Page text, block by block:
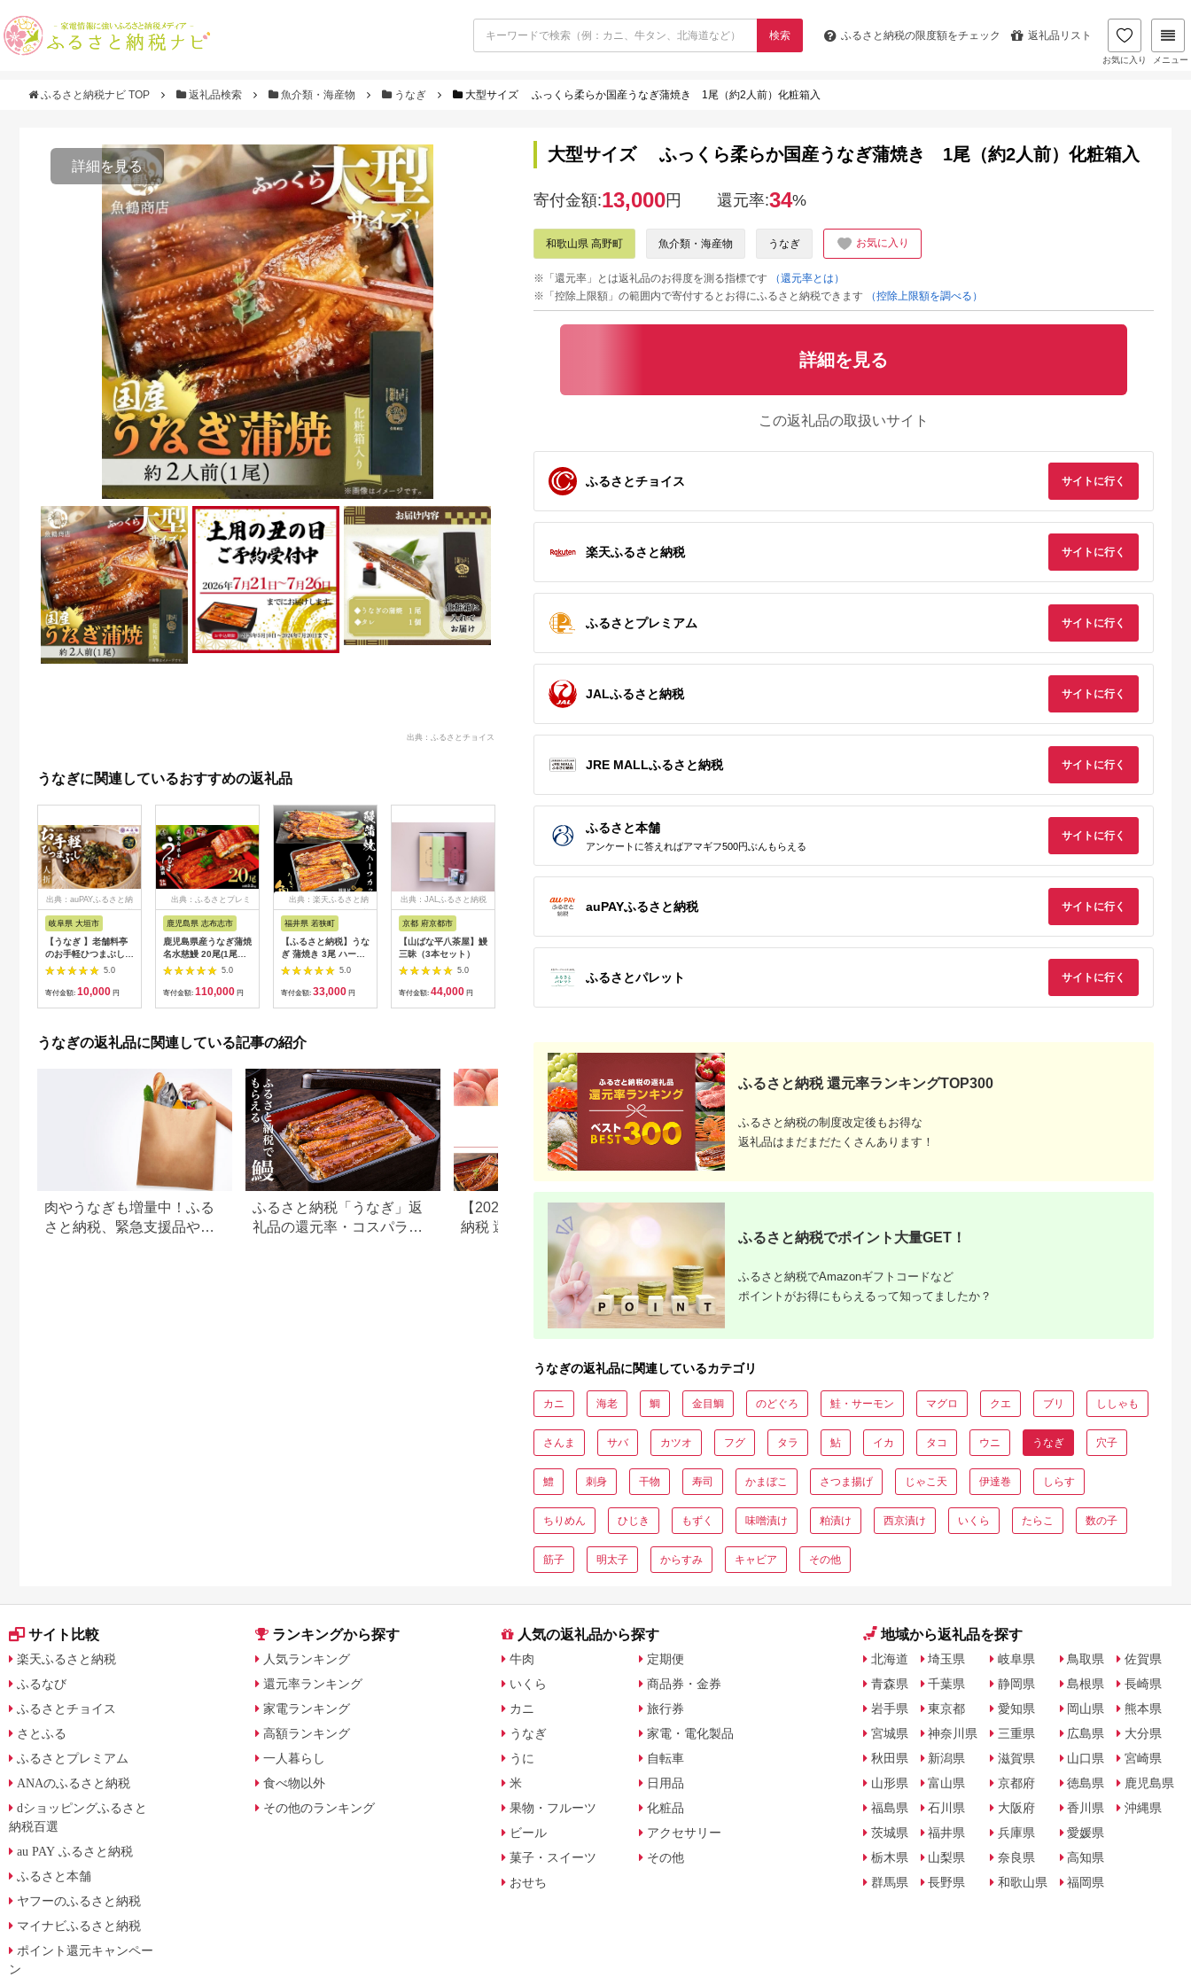
検索 ふるさと納税の限度額をチェック 返礼品リスト
お気に入り メニュー
ふるさと納税ナビ TOP 返礼品検索 魚介類・海産物 うなぎ 大型サイズ ふっくら柔らか国産うなぎ蒲焼き 1尾（約2人前）化粧箱入
詳細を見る
出典：ふるさとチョイス
うなぎに関連しているおすすめの返礼品
出典：auPAYふるさと納
税
岐阜県 大垣市
【うなぎ 】老舗料亭
のお手軽ひつまぶし
国産 鰻 ごはん たれ
出汁つき 冷蔵便 1人
分 国産鰻 国産うなぎ
るだけ 10000円 1万
円 料理店 玉子屋別館
5.0
寄付金額: 10,000 円
出典：ふるさとプレミ
アム
鹿児島県 志布志市
鹿児島県産うなぎ蒲焼
名水慈鰻 20尾(1尾約
160g)＜計約3.2kg＞
5.0
寄付金額: 110,000 円
出典：楽天ふるさと納
税
福井県 若狭町
【ふるさと納税】うな
ぎ 蒲焼き 3尾 ハーフ
カット タレ・肝付き
国産鰻 国産 うなぎ蒲
焼 惣菜 おかず ウナ
5.0
寄付金額: 33,000 円
出典：JALふるさと納税
京都 府京都市
【山ばな平八茶屋】鰻
三昧（3本セット）
5.0
寄付金額: 44,000 円
出典：楽天ふるさと納
税
れ付）備長炭手焼き
し サイト 数量限定 テ
レビ紹介＜13-1a＞
5.0
出典：ふるさとチョイ
冷凍 お取り寄せ 人気
ウナギ 蒲焼き 白焼き
出典：ふるさとチョイ
ス
鹿児島県 鹿屋市
静岡県 島田市
(1kg) うなぎ ウナギ
うなぎの返礼品に関連している記事の紹介
肉やうなぎも増量中！ふる
さと納税、緊急支援品やキ
ふるさと納税「うなぎ」返
礼品の還元率・コスパラン
【2026年版】楽天ふるさと
納税 還元率ランキング｜高
還元率返礼品をジャンル別
静岡県吉田町のふるさと納
大型サイズ ふっくら柔らか国産うなぎ蒲焼き 1尾（約2人前）化粧箱入
寄付金額:13,000円 還元率:34%
和歌山県 高野町 魚介類・海産物 うなぎ お気に入り
※「還元率」とは返礼品のお得度を測る指標です
（還元率とは）
※「控除上限額」の範囲内で寄付するとお得にふるさと納税できます
（控除上限額を調べる）
詳細を見る
この返礼品の取扱いサイト
ふるさとチョイス サイトに行く
楽天ふるさと納税 サイトに行く
ふるさとプレミアム サイトに行く
JALふるさと納税 サイトに行く
JRE MALLふるさと納税 サイトに行く
ふるさと本舗
アンケートに答えればアマギフ500円ぶんもらえる
サイトに行く
auPAYふるさと納税 サイトに行く
ふるさとパレット サイトに行く
ふるさと納税 還元率ランキングTOP300
ふるさと納税の制度改定後もお得な
返礼品はまだまだたくさんあります！
ふるさと納税でポイント大量GET！
ふるさと納税でAmazonギフトコードなど
ポイントがお得にもらえるって知ってましたか？
うなぎの返礼品に関連しているカテゴリ
カニ 海老 鯛 金目鯛 のどぐろ 鮭・サーモン マグロ クエ ブリ ししゃも
さんま サバ カツオ フグ タラ 鮎 イカ タコ ウニ うなぎ 穴子
鱧 刺身 干物 寿司 かまぼこ さつま揚げ じゃこ天 伊達巻 しらす
ちりめん ひじき もずく 味噌漬け 粕漬け 西京漬け いくら たらこ 数の子
筋子 明太子 からすみ キャビア その他
サイト比較
楽天ふるさと納税
ふるなび
ふるさとチョイス
さとふる
ふるさとプレミアム
ANAのふるさと納税
dショッピングふるさと
納税百選
au PAY ふるさと納税
ふるさと本舗
ヤフーのふるさと納税
マイナビふるさと納税
ポイント還元キャンペー
ン
ランキングから探す
人気ランキング
還元率ランキング
家電ランキング
高額ランキング
一人暮らし
食べ物以外
その他のランキング
人気の返礼品から探す
牛肉
いくら
カニ
うなぎ
うに
米
果物・フルーツ
ビール
菓子・スイーツ
おせち
定期便
商品券・金券
旅行券
家電・電化製品
自転車
日用品
化粧品
アクセサリー
その他
地域から返礼品を探す
北海道
青森県
岩手県
宮城県
秋田県
山形県
福島県
茨城県
栃木県
群馬県
埼玉県
千葉県
東京都
神奈川県
新潟県
富山県
石川県
福井県
山梨県
長野県
岐阜県
静岡県
愛知県
三重県
滋賀県
京都府
大阪府
兵庫県
奈良県
和歌山県
鳥取県
島根県
岡山県
広島県
山口県
徳島県
香川県
愛媛県
高知県
福岡県
佐賀県
長崎県
熊本県
大分県
宮崎県
鹿児島県
沖縄県